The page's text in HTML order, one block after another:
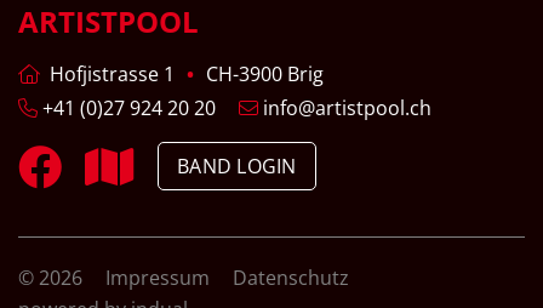
ARTISTPOOL
Hofjistrasse 1
CH-3900 Brig
+41 (0)27 924 20 20
info@artistpool.ch
BAND LOGIN
© 2026 Impressum
Datenschutz